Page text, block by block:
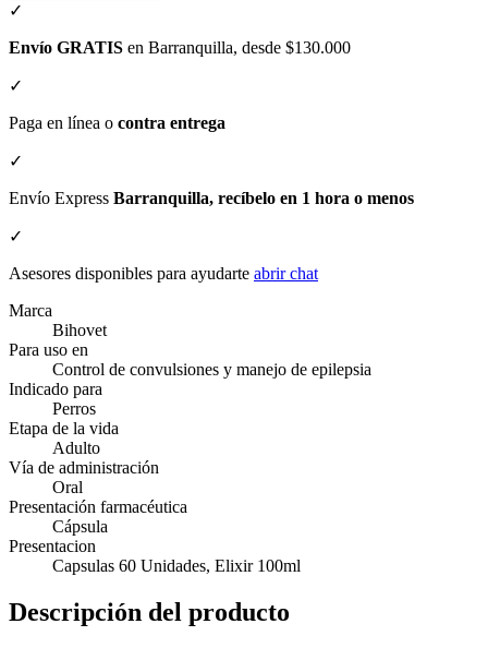
✓
Envío GRATIS en Barranquilla, desde $130.000
✓
Paga en línea o contra entrega
✓
Envío Express Barranquilla, recíbelo en 1 hora o menos
✓
Asesores disponibles para ayudarte abrir chat
Marca
Bihovet
Para uso en
Control de convulsiones y manejo de epilepsia
Indicado para
Perros
Etapa de la vida
Adulto
Vía de administración
Oral
Presentación farmacéutica
Cápsula
Presentacion
Capsulas 60 Unidades, Elixir 100ml
Descripción del producto